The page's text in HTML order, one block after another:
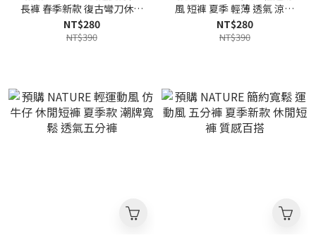
長褲 春季新款 復古彎刀休閒
褲 寬鬆 質感
NT$280
NT$390
風 短褲 夏季 輕薄 透氣 涼感
開叉 休閒五分褲
NT$280
NT$390